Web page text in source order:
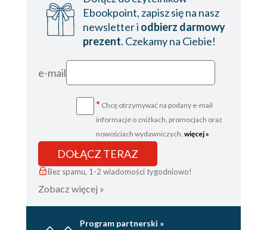
Ebookpoint, zapisz się na nasz
newsletter i odbierz darmowy
prezent. Czekamy na Ciebie!
e-mail
* Chcę otrzymywać na podany e-mail
informacje o zniżkach, promocjach oraz
nowościach wydawniczych. więcej »
DOŁĄCZ TERAZ
Bez spamu, 1-2 wiadomości tygodniowo!
Zobacz więcej »
Program partnerski »